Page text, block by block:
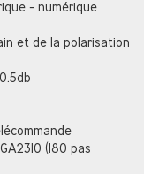
- numérique
et de la polarisation
(180 pas